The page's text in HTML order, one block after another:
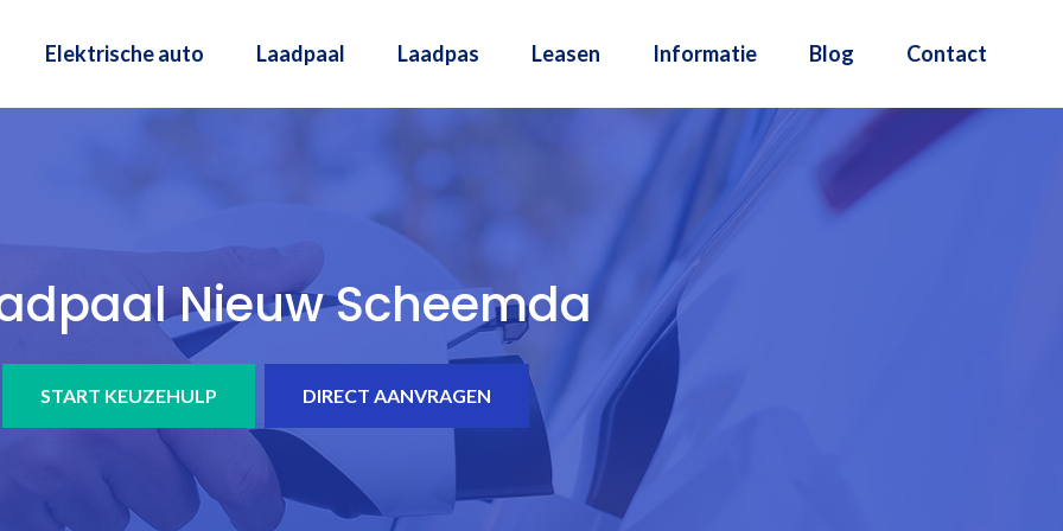
Elektrische auto Laadpaal Laadpas Leasen Informatie Blog Contact
Nieuw Scheemda
START KEUZEHULP DIRECT AANVRAGEN